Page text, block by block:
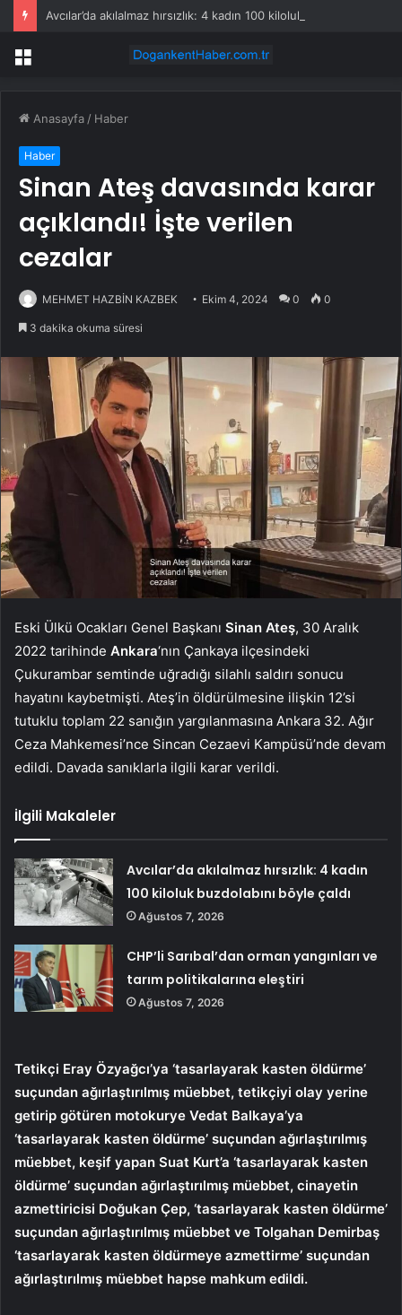
Menü
Anasayfa / Haber
Haber
Sinan Ateş davasında karar
açıklandı! İşte verilen
cezalar
MEHMET HAZBİN KAZBEK Ekim 4, 2024 0 0
3 dakika okuma süresi
Eski Ülkü Ocakları Genel Başkanı Sinan Ateş, 30 Aralık
2022 tarihinde Ankara‘nın Çankaya ilçesindeki
Çukurambar semtinde uğradığı silahlı saldırı sonucu
hayatını kaybetmişti. Ateş’in öldürülmesine ilişkin 12’si
tutuklu toplam 22 sanığın yargılanmasına Ankara 32. Ağır
Ceza Mahkemesi’nce Sincan Cezaevi Kampüsü’nde devam
edildi. Davada sanıklarla ilgili karar verildi.
İlgili Makaleler
Avcılar’da akılalmaz hırsızlık: 4 kadın
100 kiloluk buzdolabını böyle çaldı
Ağustos 7, 2026
CHP’li Sarıbal’dan orman yangınları ve
tarım politikalarına eleştiri
Ağustos 7, 2026
Tetikçi Eray Özyağcı’ya ‘tasarlayarak kasten öldürme’
suçundan ağırlaştırılmış müebbet, tetikçiyi olay yerine
getirip götüren motokurye Vedat Balkaya’ya
‘tasarlayarak kasten öldürme’ suçundan ağırlaştırılmış
müebbet, keşif yapan Suat Kurt’a ‘tasarlayarak kasten
öldürme’ suçundan ağırlaştırılmış müebbet, cinayetin
azmettiricisi Doğukan Çep, ‘tasarlayarak kasten öldürme’
suçundan ağırlaştırılmış müebbet ve Tolgahan Demirbaş
‘tasarlayarak kasten öldürmeye azmettirme’ suçundan
ağırlaştırılmış müebbet hapse mahkum edildi.